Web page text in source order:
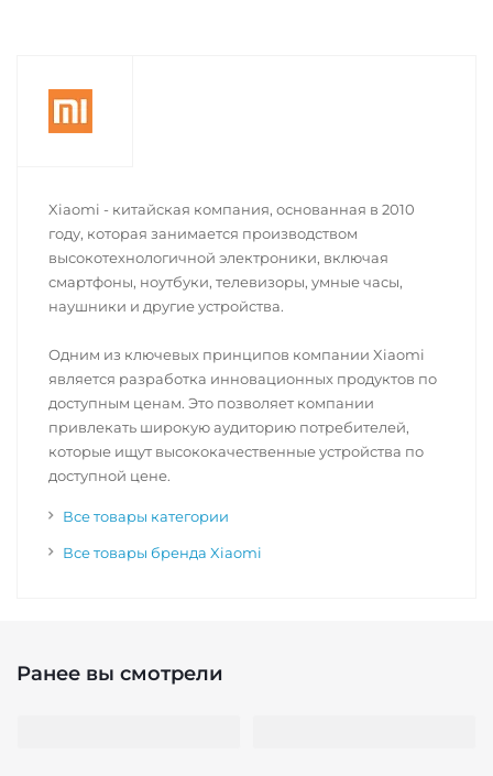
Xiaomi - китайская компания, основанная в 2010
году, которая занимается производством
высокотехнологичной электроники, включая
смартфоны, ноутбуки, телевизоры, умные часы,
наушники и другие устройства.
Одним из ключевых принципов компании Xiaomi
является разработка инновационных продуктов по
доступным ценам. Это позволяет компании
привлекать широкую аудиторию потребителей,
которые ищут высококачественные устройства по
доступной цене.
Все товары категории
Все товары бренда Xiaomi
Ранее вы смотрели